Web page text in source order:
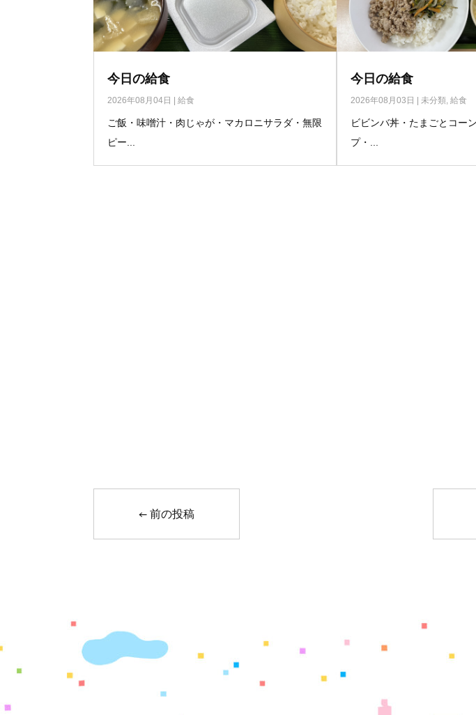
今日の給食
2026年08月04日 |給食
ご飯・味噌汁・肉じゃが・マカロニサラダ・無限
ピー...
今日の給食
2026年08月03日 未分類, 給食
ビビンバ丼・たまごとコー
プ・...
←前の投稿